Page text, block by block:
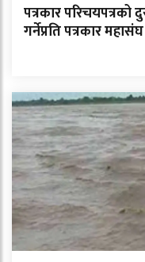
पत्रकार
गर्नेप्रति पत्रकार